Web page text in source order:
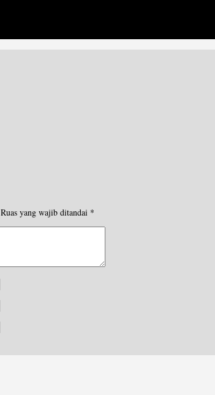
Ruas yang wajib ditandai *